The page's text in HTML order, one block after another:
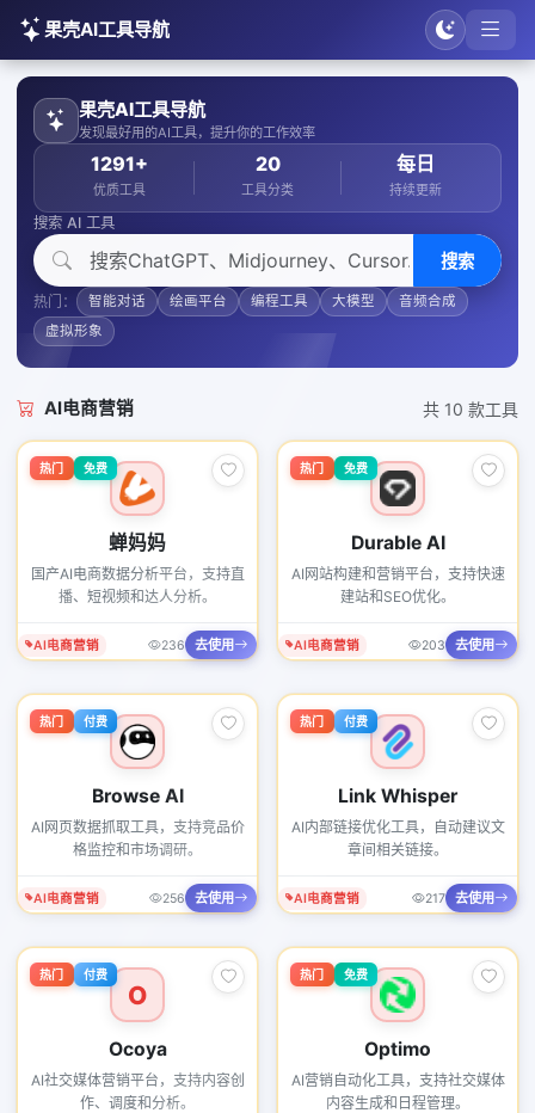
果壳AI工具导航
果壳AI工具导航
发现最好用的AI工具，提升你的工作效率
1291+
优质工具
20
工具分类
每日
持续更新
搜索 AI 工具
搜索
热门： 智能对话 绘画平台 编程工具 大模型
音频合成
虚拟形象
AI电商营销 共 10 款工具
热门 免费
蝉妈妈
国产AI电商数据分析平台，支持直
播、短视频和达人分析。
AI电商营销 236 去使用
热门 免费
Durable AI
AI网站构建和营销平台，支持快速
建站和SEO优化。
AI电商营销 203 去使用
热门 付费
Browse AI
AI网页数据抓取工具，支持竞品价
格监控和市场调研。
AI电商营销 256 去使用
热门 付费
Link Whisper
AI内部链接优化工具，自动建议文
章间相关链接。
AI电商营销 217 去使用
O
热门 付费
Ocoya
AI社交媒体营销平台，支持内容创
作、调度和分析。
热门 免费
Optimo
AI营销自动化工具，支持社交媒体
内容生成和日程管理。